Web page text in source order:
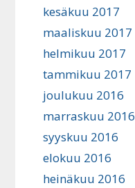
kesäkuu 2017
maaliskuu 2017
helmikuu 2017
tammikuu 2017
joulukuu 2016
marraskuu 2016
syyskuu 2016
elokuu 2016
heinäkuu 2016